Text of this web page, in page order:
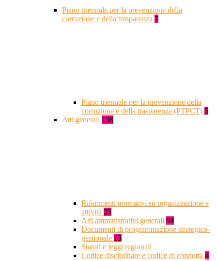
Piano triennale per la prevenzione della
corruzione e della trasparenza 7
Piano triennale per la prevenzione della
corruzione e della trasparenza (PTPCT) 5
Atti generali 138
Riferimenti normativi su organizzazione e
attività 25
Atti amministrativi generali 94
Documenti di programmazione strategico-
gestionale 13
Statuti e leggi regionali
Codice disciplinare e codice di condotta 4